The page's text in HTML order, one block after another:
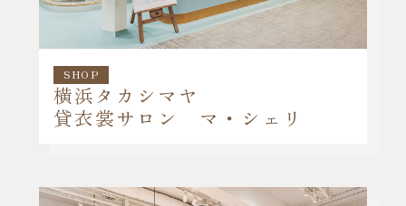
SHOP
横浜タカシマヤ
貸衣裳サロン マ・シェリ